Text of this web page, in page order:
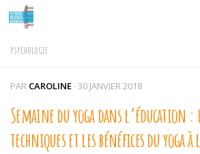
Skip to content
PSYCHOLOGIE
PAR CAROLINE · 30 JANVIER 2018
Semaine du yoga dans l’éducation
techniques et les bénéfices du yoga à